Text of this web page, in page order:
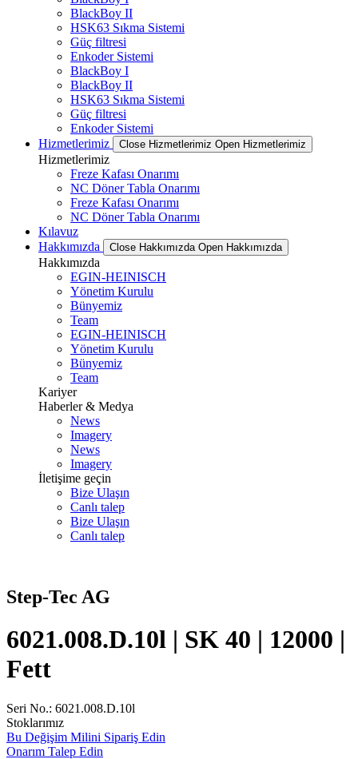
BlackBoy II
HSK63 Sıkma Sistemi
Güç filtresi
Enkoder Sistemi
BlackBoy I
BlackBoy II
HSK63 Sıkma Sistemi
Güç filtresi
Enkoder Sistemi
Hizmetlerimiz
Close Hizmetlerimiz Open Hizmetlerimiz
Hizmetlerimiz
Freze Kafası Onarımı
NC Döner Tabla Onarımı
Freze Kafası Onarımı
NC Döner Tabla Onarımı
Kılavuz
Hakkımızda
Close Hakkımızda Open Hakkımızda
Hakkımızda
EGIN-HEINISCH
Yönetim Kurulu
Bünyemiz
Team
EGIN-HEINISCH
Yönetim Kurulu
Bünyemiz
Team
Kariyer
Haberler & Medya
News
Imagery
News
Imagery
İletişime geçin
Bize Ulaşın
Canlı talep
Bize Ulaşın
Canlı talep
Step-Tec AG
6021.008.D.10l | SK 40 | 12000 |
Fett
Seri No.: 6021.008.D.10l
Stoklarımız
Bu Değişim Milini Sipariş Edin
Onarım Talep Edin